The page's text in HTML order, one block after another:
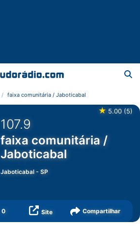
faixa comunitária / Jaboticabal
★ 5.00 (5)
107.9
faixa comunitária /
Jaboticabal
Jaboticabal -SP
0 Site Compartilhar